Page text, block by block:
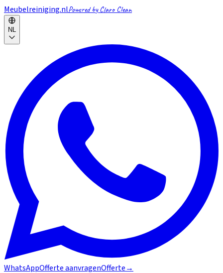
Meubelreiniging.nlPowered by Claro Clean
NL
WhatsAppOfferte aanvragenOfferte→